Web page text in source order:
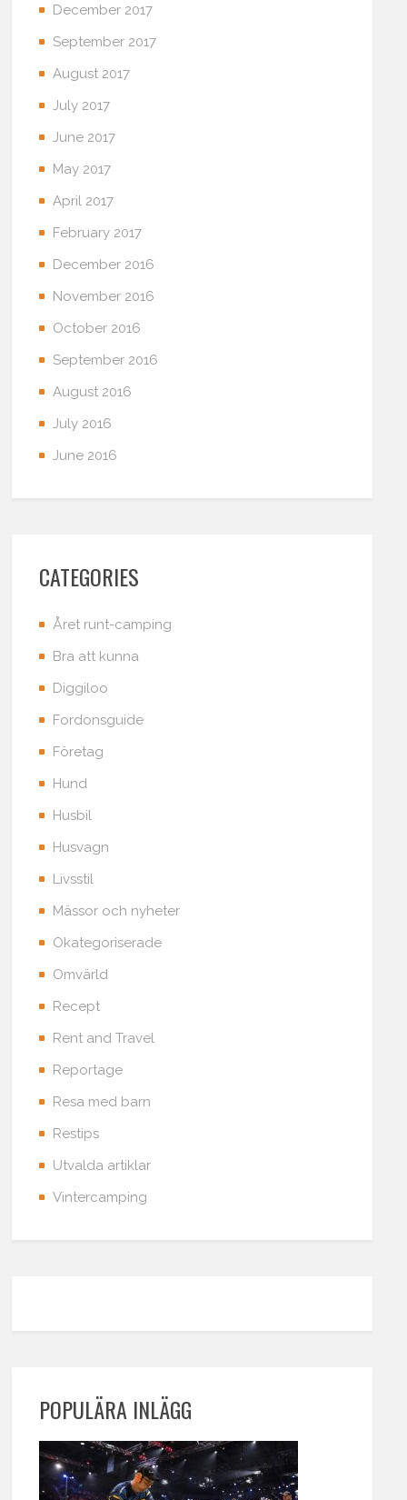
December 2017
September 2017
August 2017
July 2017
June 2017
May 2017
April 2017
February 2017
December 2016
November 2016
October 2016
September 2016
August 2016
July 2016
June 2016
CATEGORIES
Året runt-camping
Bra att kunna
Diggiloo
Fordonsguide
Företag
Hund
Husbil
Husvagn
Livsstil
Mässor och nyheter
Okategoriserade
Omvärld
Recept
Rent and Travel
Reportage
Resa med barn
Restips
Utvalda artiklar
Vintercamping
POPULÄRA INLÄGG